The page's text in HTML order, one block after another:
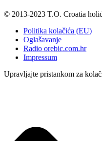
© 2013-2023 T.O. Croatia
Politika kolačića (EU)
Oglašavanje
Radio orebic.com.hr
Impressum
Upravljajte pristankom za